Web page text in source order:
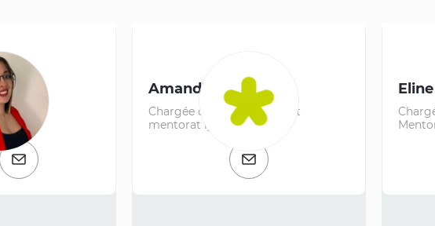
et
de téléphone
E-mail
Amandine ALLARD
Chargée de développement
mentorat lycéen
E-mail